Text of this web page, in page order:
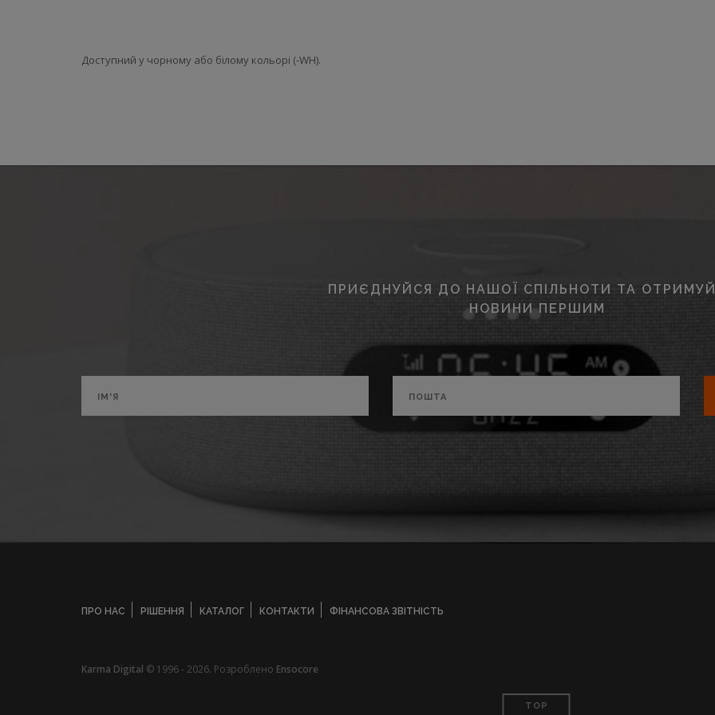
Доступний у чорному або білому кольорі (-WH).
ПРИЄДНУЙСЯ ДО НАШОЇ СПІЛЬНОТИ ТА ОТРИМУЙ
НОВИНИ ПЕРШИМ
ПРО НАС РІШЕННЯ КАТАЛОГ КОНТАКТИ ФІНАНСОВА ЗВІТНІСТЬ
Karma Digital © 1996 - 2026. Розроблено Ensocore
TOP